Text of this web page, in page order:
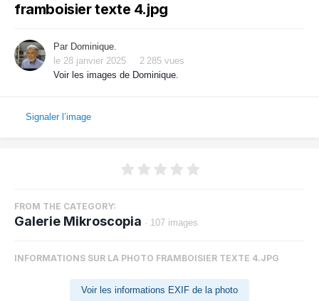
framboisier texte 4.jpg
Par Dominique.
le 28 janvier 2025
2 285 vues
Voir les images de Dominique.
Signaler l’image
FROM THE CATEGORY:
Galerie Mikroscopia · 107 images
INFORMATIONS SUR LA PHOTO FRAMBOISIER TEXTE 4.JPG
Voir les informations EXIF de la photo